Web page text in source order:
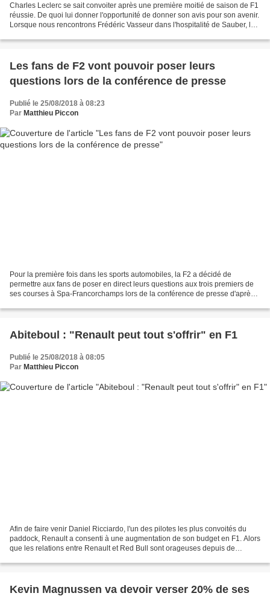
Charles Leclerc se sait convoiter après une première moitié de saison de F1
réussie. De quoi lui donner l'opportunité de donner son avis pour son avenir.
Lorsque nous rencontrons Frédéric Vasseur dans l'hospitalité de Sauber, le
Les fans de F2 vont pouvoir poser leurs
questions lors de la conférence de presse
Publié le 25/08/2018 à 08:23
Par Matthieu Piccon
Pour la première fois dans les sports automobiles, la F2 a décidé de
permettre aux fans de poser en direct leurs questions aux trois premiers de
ses courses à Spa-Francorchamps lors de la conférence de presse d'après-
Abiteboul : "Renault peut tout s'offrir" en F1
Publié le 25/08/2018 à 08:05
Par Matthieu Piccon
Afin de faire venir Daniel Ricciardo, l'un des pilotes les plus convoités du
paddock, Renault a consenti à une augmentation de son budget en F1. Alors
que les relations entre Renault et Red Bull sont orageuses depuis de
Kevin Magnussen va devoir verser 20% de ses